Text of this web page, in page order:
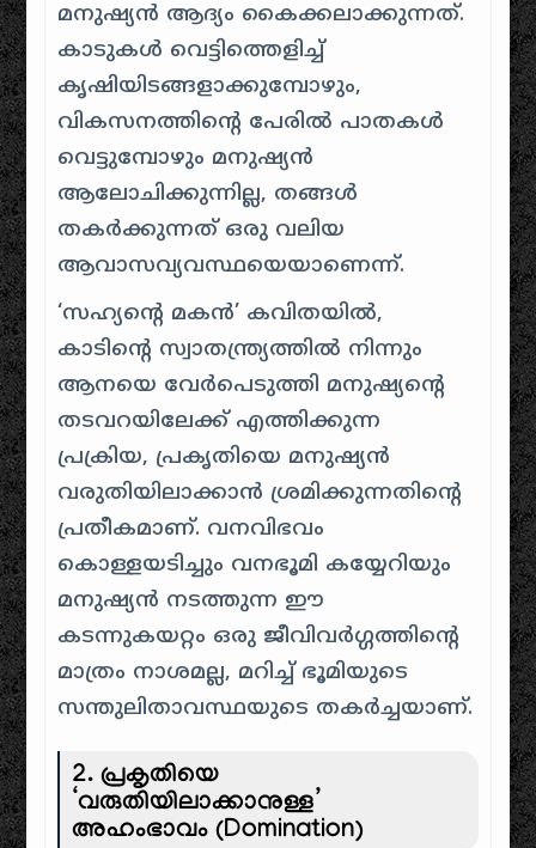
മനുഷ്യൻ ആദ്യം കൈക്കലാക്കുന്നത്.
കാടുകൾ വെട്ടിത്തെളിച്ച്
കൃഷിയിടങ്ങളാക്കുമ്പോഴും,
വികസനത്തിന്റെ പേരിൽ പാതകൾ
വെട്ടുമ്പോഴും മനുഷ്യൻ
ആലോചിക്കുന്നില്ല, തങ്ങൾ
തകർക്കുന്നത് ഒരു വലിയ
ആവാസവ്യവസ്ഥയെയാണെന്ന്.
‘സഹ്യന്റെ മകൻ’ കവിതയിൽ,
കാടിന്റെ സ്വാതന്ത്ര്യത്തിൽ നിന്നും
ആനയെ വേർപെടുത്തി മനുഷ്യന്റെ
തടവറയിലേക്ക് എത്തിക്കുന്ന
പ്രക്രിയ, പ്രകൃതിയെ മനുഷ്യൻ
വരുതിയിലാക്കാൻ ശ്രമിക്കുന്നതിന്റെ
പ്രതീകമാണ്. വനവിഭവം
കൊള്ളയടിച്ചും വനഭൂമി കയ്യേറിയും
മനുഷ്യൻ നടത്തുന്ന ഈ
കടന്നുകയറ്റം ഒരു ജീവിവർഗ്ഗത്തിന്റെ
മാത്രം നാശമല്ല, മറിച്ച് ഭൂമിയുടെ
സന്തുലിതാവസ്ഥയുടെ തകർച്ചയാണ്.
2. പ്രകൃതിയെ
‘വരുതിയിലാക്കാനുള്ള’
അഹംഭാവം (Domination)